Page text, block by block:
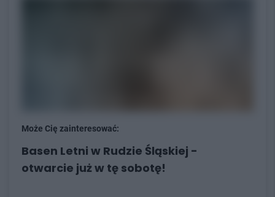
Może Cię zainteresować:
Basen Letni w Rudzie Śląskiej -
otwarcie już w tę sobotę!